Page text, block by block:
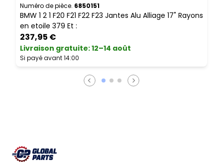
Numéro de pièce. 6850151
BMW 1 2 1 F20 F21 F22 F23 Jantes Alu Alliage 17" Rayons
en etoile 379 Et :
237,95 €
Livraison gratuite:12–14 août
Si payé avant 14:00